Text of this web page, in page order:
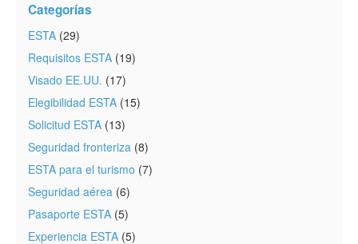
Categorías
ESTA (29)
Requisitos ESTA (19)
Visado EE.UU. (17)
Elegibilidad ESTA (15)
Solicitud ESTA (13)
Seguridad fronteriza (8)
ESTA para el turismo (7)
Seguridad aérea (6)
Pasaporte ESTA (5)
Experiencia ESTA (5)